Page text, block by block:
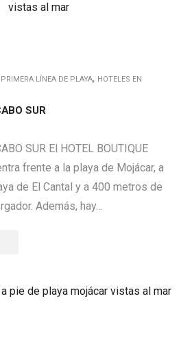
LÍNEA DE PLAYA, HOTELES EN
SUR
SUR El HOTEL BOUTIQUE
frente a la playa de Mojácar, a
de El Cantal y a 400 metros de
Además, hay...